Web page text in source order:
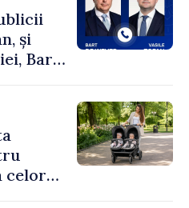
și
Bart
celor